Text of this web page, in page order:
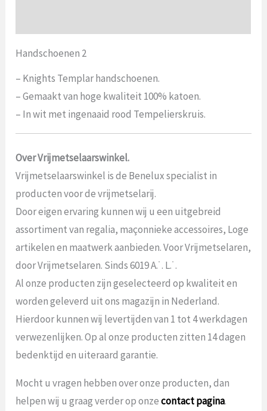
Handschoenen 2
– Knights Templar handschoenen.
– Gemaakt van hoge kwaliteit 100% katoen.
– In wit met ingenaaid rood Tempelierskruis.
Over Vrijmetselaarswinkel.
Vrijmetselaarswinkel is de Benelux specialist in
producten voor de vrijmetselarij.
Door eigen ervaring kunnen wij u een uitgebreid
assortiment van regalia, maçonnieke accessoires, Loge
artikelen en maatwerk aanbieden. Voor Vrijmetselaren,
door Vrijmetselaren. Sinds 6019 A.˙. L.˙.
Al onze producten zijn geselecteerd op kwaliteit en
worden geleverd uit ons magazijn in Nederland.
Hierdoor kunnen wij levertijden van 1 tot 4 werkdagen
verwezenlijken. Op al onze producten zitten 14 dagen
bedenktijd en uiteraard garantie.
Mocht u vragen hebben over onze producten, dan
helpen wij u graag verder op onzecontact pagina.